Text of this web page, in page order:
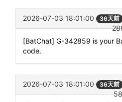
2026-07-03 18:01:00 36天前
[BatChat] G-342859 is your
code.
2026-07-03 18:01:00 36天前